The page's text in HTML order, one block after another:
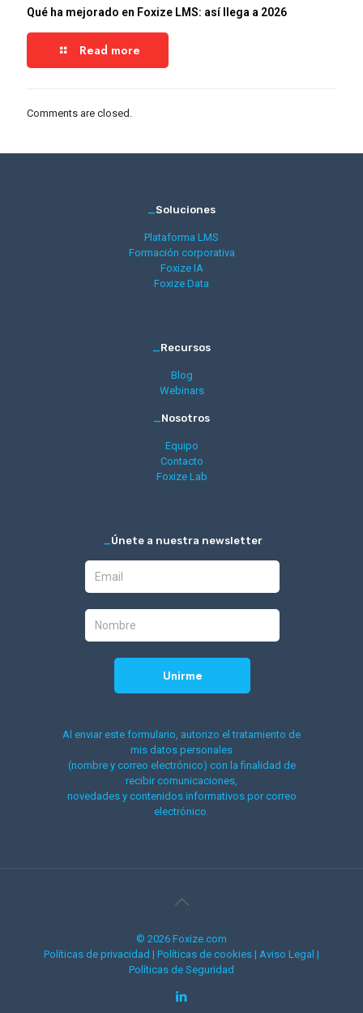
Qué ha mejorado en Foxize LMS: así llega a 2026
Read more
Comments are closed.
_Soluciones
Plataforma LMS
Formación corporativa
Foxize IA
Foxize Data
_Recursos
Blog
Webinars
_Nosotros
Equipo
Contacto
Foxize Lab
_Únete a nuestra newsletter
Al enviar este formulario, autorizo el tratamiento de
mis datos personales
(nombre y correo electrónico) con la finalidad de
recibir comunicaciones,
novedades y contenidos informativos por correo
electrónico.
© 2026 Foxize.com
Políticas de privacidad | Políticas de cookies | Aviso Legal |
Políticas de Seguridad